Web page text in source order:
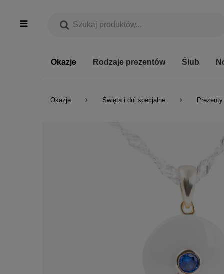
Okazje Rodzaje prezentów Ślub
Okazje Święta i dni specjalne